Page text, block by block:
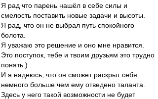
Я рад что парень нашёл в себе силы и
смелость поставить новые задачи и высоты.
Я рад, что он не выбрал путь спокойного
болота.
Я уважаю это решение и оно мне нравится.
Это поступок, тебе и твоим друзьям это трудно
понять.)
И я надеюсь, что он сможет раскрыт себя
немного больше чем ему отведено таланта.
Здесь у него такой возможности не будет